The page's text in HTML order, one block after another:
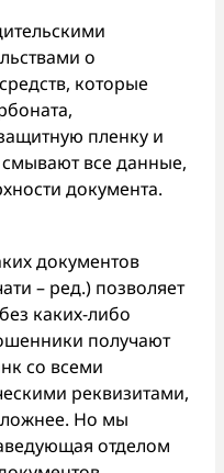
о
которые
пленку и
все данные,
документа.
документов
– ред.) позволяет
каких-либо
получают
со всеми
реквизитами,
Но мы
отделом